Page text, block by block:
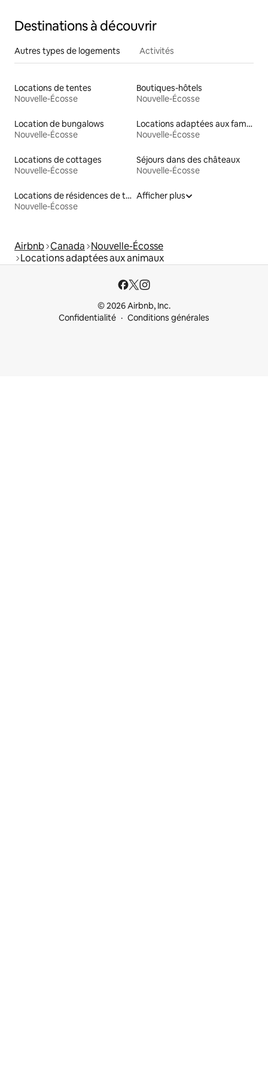
Destinations à découvrir
Autres types de logements Activités
Locations de tentes
Nouvelle-Écosse
Boutiques-hôtels
Nouvelle-Écosse
Location de bungalows
Nouvelle-Écosse
Locations adaptées aux familles
Nouvelle-Écosse
Locations de cottages
Nouvelle-Écosse
Séjours dans des châteaux
Nouvelle-Écosse
Locations de résidences de tourisme
Nouvelle-Écosse
Afficher plus
Airbnb Canada Nouvelle-Écosse
Locations adaptées aux animaux
© 2026 Airbnb, Inc.
Confidentialité
Conditions générales